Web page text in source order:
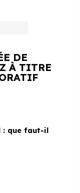
DE
À TITRE